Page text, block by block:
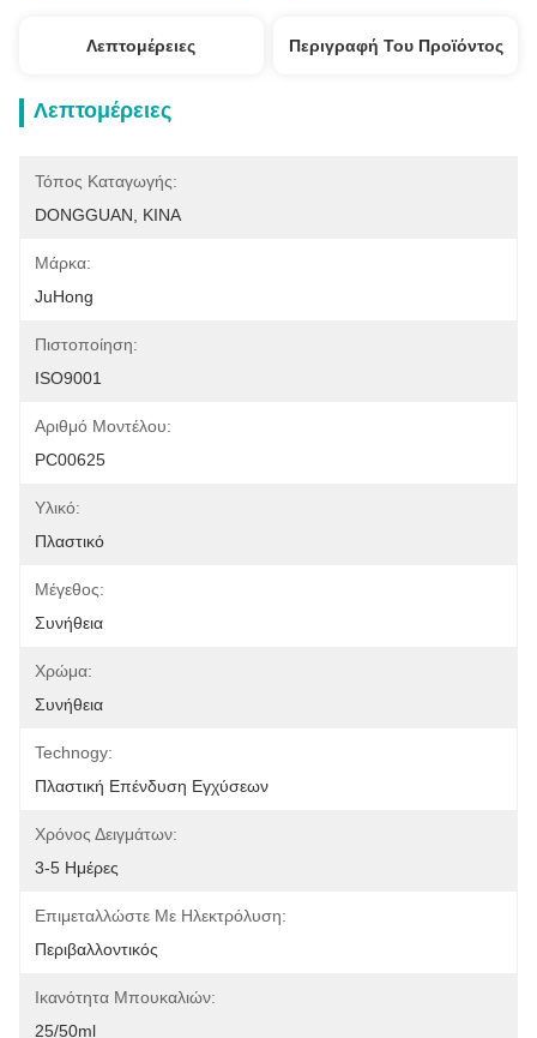
Λεπτομέρειες Περιγραφή Του Προϊόντος
Λεπτομέρειες
Τόπος Καταγωγής:
DONGGUAN, ΚΙΝΑ
Μάρκα:
JuHong
Πιστοποίηση:
ISO9001
Αριθμό Μοντέλου:
PC00625
Υλικό:
Πλαστικό
Μέγεθος:
Συνήθεια
Χρώμα:
Συνήθεια
Technogy:
Πλαστική Επένδυση Εγχύσεων
Χρόνος Δειγμάτων:
3-5 Ημέρες
Επιμεταλλώστε Με Ηλεκτρόλυση:
Περιβαλλοντικός
Ικανότητα Μπουκαλιών:
25/50ml